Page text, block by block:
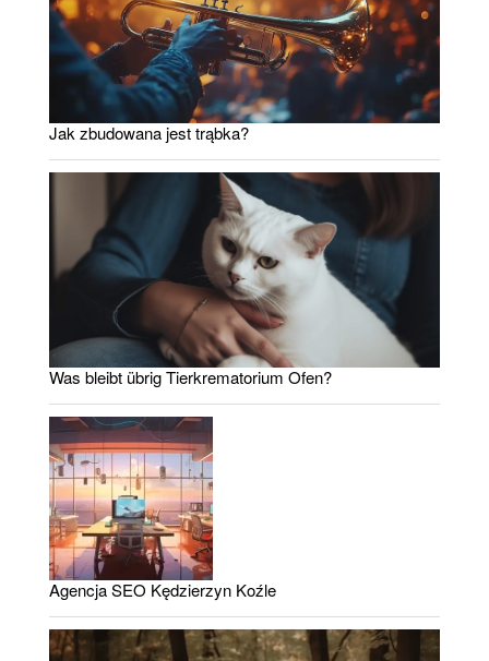
Jak zbudowana jest trąbka?
Was bleibt übrig Tierkrematorium Ofen?
Agencja SEO Kędzierzyn Koźle